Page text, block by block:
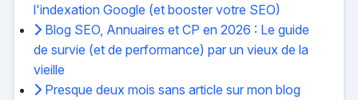
l'indexation Google (et booster votre SEO)
Blog SEO, Annuaires et CP en 2026 : Le guide
de survie (et de performance) par un vieux de la
vieille
Presque deux mois sans article sur mon blog